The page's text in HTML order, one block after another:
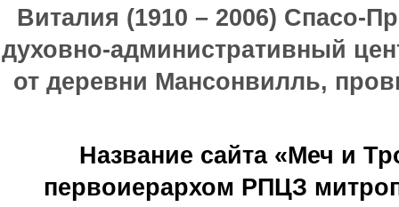
Виталия (1910 – 2006) Спасо-
духовно-административный
от деревни Мансонвилль,
Название сайта «Меч и
первоиерархом РПЦЗ